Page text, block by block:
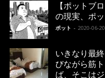
【ポットブ
の現実、ポッ
ポット - 2020-06-20
いきなり最
びながら筋
ば、そこは